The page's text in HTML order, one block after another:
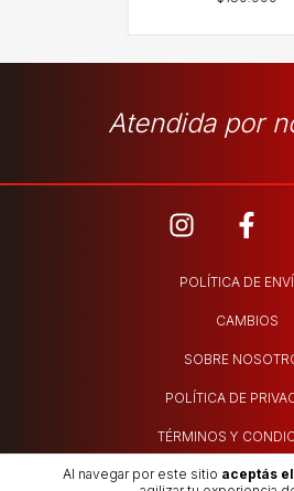
Al navegar por este sitio aceptás
Atendida por
POLÍTICA DE
CAMBIOS
SOBRE
POLÍTICA DE
TÉRMINOS Y